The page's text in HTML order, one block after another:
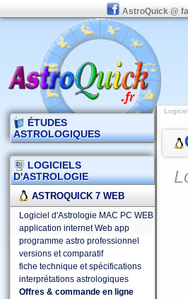
AstroQuick @
ÉTUDES
ASTROLOGIQUES
LOGICIELS
D'ASTROLOGIE
ASTROQUICK 7 WEB
Logiciel d'Astrologie MAC PC WEB
application internet Web app
programme astro professionnel
versions et comparatif
fiche technique et spécifications
interprétations astrologiques
Offres & commande en ligne